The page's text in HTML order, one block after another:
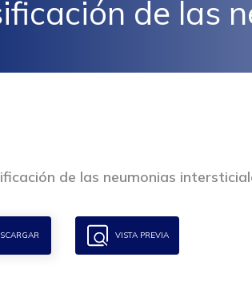
de las
de las neumonias
VISTA PREVIA